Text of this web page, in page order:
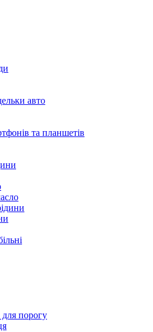
авто
та планшетів
для порогу